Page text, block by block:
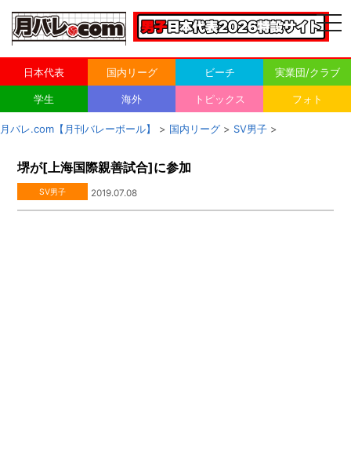
日本代表 国内リーグ ビーチ 実業団/クラブ
学生 海外 トピックス フォト
月バレ.com【月刊バレーボール】 > 国内リーグ > SV男子 >
堺が[上海国際親善試合]に参加
SV男子 2019.07.08